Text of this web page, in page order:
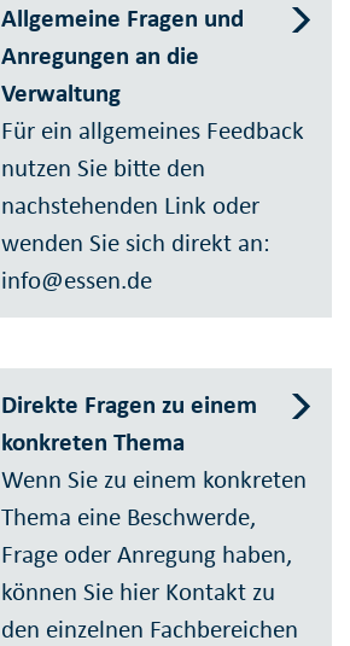
Allgemeine Fragen und
Anregungen an die
Verwaltung
Für ein allgemeines Feedback
nutzen Sie bitte den
nachstehenden Link oder
wenden Sie sich direkt an:
info@essen.de
Direkte Fragen zu einem
konkreten Thema
Wenn Sie zu einem konkreten
Thema eine Beschwerde,
Frage oder Anregung haben,
können Sie hier Kontakt zu
den einzelnen Fachbereichen